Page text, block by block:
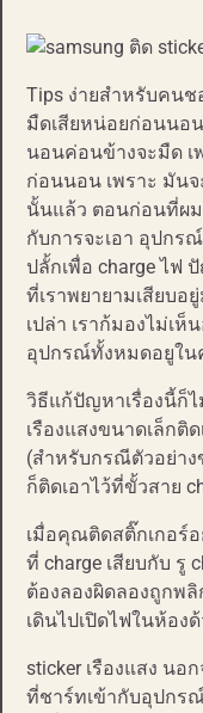
Tips ง่ายสำหรับคน
มืดเสียหน่อยก่อนนอ
นอนค่อนข้างจะมืด เ
ก่อนนอน เพราะ มัน
นั้นแล้ว ตอนก่อนที่ผ
กับการจะเอา อุปกร
ปลั้กเพื่อ charge ไฟ
ที่เราพยายามเสียบ
เปล่า เราก้มองไม่เห็
อุปกรณ์ทั้งหมดอยูใน
วิธีแก้ปัญหาเรื่องนี้ก็
เรืองแสงขนาดเล็ก
(สำหรับกรณีตัวอย่าง
ก็ติดเอาไว้ที่ขั้วสาย
เมื่อคุณติดสติ๊กเกอร์
ที่ charge เสียบกับ รู
ต้องลองผิดลองถูกพลิ
เดินไปเปิดไฟในห้อง
sticker เรืองแสง นอ
ที่ชาร์ทเข้ากับอุปกร